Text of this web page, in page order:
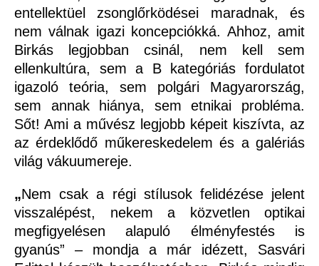
entellektüel zsonglőrködései maradnak, és
nem válnak igazi koncepciókká. Ahhoz, amit
Birkás legjobban csinál, nem kell sem
ellenkultúra, sem a B kategóriás fordulatot
igazoló teória, sem polgári Magyarország,
sem annak hiánya, sem etnikai probléma.
Sőt! Ami a művész legjobb képeit kiszívta, az
az érdeklődő műkereskedelem és a galériás
világ vákuumereje.
„Nem csak a régi stílusok felidézése jelent
visszalépést, nekem a közvetlen optikai
megfigyelésen alapuló élményfestés is
gyanús” – mondja a már idézett, Sasvári